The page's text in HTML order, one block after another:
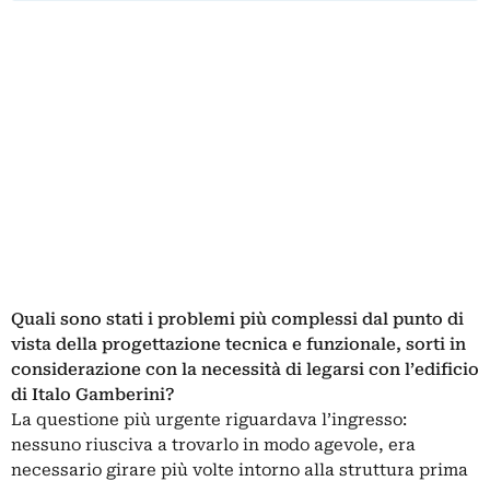
Quali sono stati i problemi più complessi dal punto di
vista della progettazione tecnica e funzionale, sorti in
considerazione con la necessità di legarsi con l’edificio
di Italo Gamberini?
La questione più urgente riguardava l’ingresso:
nessuno riusciva a trovarlo in modo agevole, era
necessario girare più volte intorno alla struttura prima